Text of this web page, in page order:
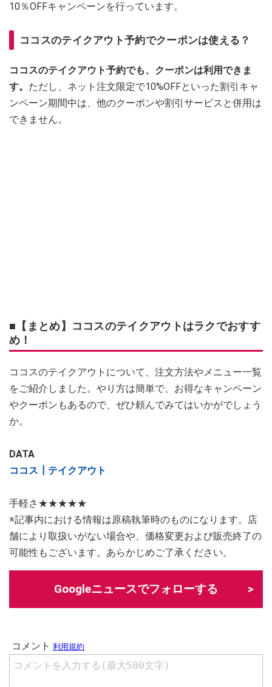
10％OFFキャンペーンを行っています。
ココスのテイクアウト予約でクーポンは使える？
ココスのテイクアウト予約でも、クーポンは利用できま
す。 ただし、ネット注文限定で10%OFFといった割引キャ
ンペーン期間中は、他のクーポンや割引サービスと併用は
できません。
■【まとめ】ココスのテイクアウトはラクでおすす
め！
ココスのテイクアウトについて、注文方法やメニュー一覧
をご紹介しました。やり方は簡単で、お得なキャンペーン
やクーポンもあるので、ぜひ頼んでみてはいかがでしょう
か。
DATA
ココス┃テイクアウト
手軽さ★★★★★
※記事内における情報は原稿執筆時のものになります。店
舗により取扱いがない場合や、価格変更および販売終了の
可能性もございます。あらかじめご了承ください。
Googleニュースでフォローする